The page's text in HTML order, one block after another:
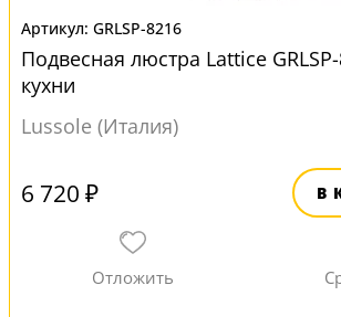
GRLSP-8216
Подвесная люстра Lattice
кухни
Lussole (Италия)
6 720 ₽ В